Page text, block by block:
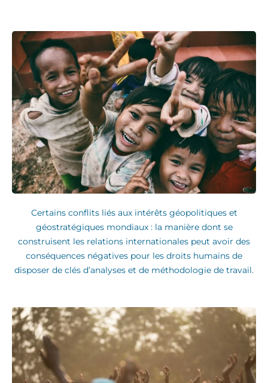
Certains conflits liés aux intérêts géopolitiques et
géostratégiques mondiaux : la manière dont se
construisent les relations internationales peut avoir des
conséquences négatives pour les droits humains de
disposer de clés d’analyses et de méthodologie de travail.